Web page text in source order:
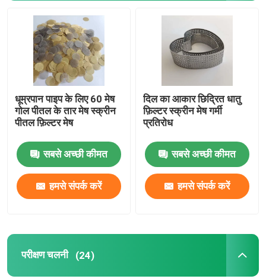
धूम्रपान पाइप के लिए 60 मेष
गोल पीतल के तार मेष स्क्रीन
पीतल फ़िल्टर मेष
सबसे अच्छी कीमत
हमसे संपर्क करें
दिल का आकार छिद्रित धातु
फ़िल्टर स्क्रीन मेष गर्मी
प्रतिरोध
सबसे अच्छी कीमत
हमसे संपर्क करें
परीक्षण चलनी (24)